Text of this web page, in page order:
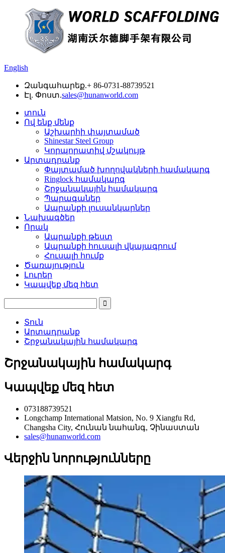
English
Զանգահարեք.+ 86-0731-88739521
Էլ. Փոստ.sales@hunanworld.com
տուն
Ով ենք մենք
Աշխարհի փայտամած
Shinestar Steel Group
Կորպորատիվ մշակույթ
Արտադրանք
Փայտամած խողովակների համակարգ
Ringlock համակարգ
Շրջանակային համակարգ
Պարագաներ
Ապրանքի լուսանկարներ
Նախագծեր
Որակ
Ապրանքի թեստ
Ապրանքի հուսալի վկայագրում
Հուսալի հումք
Ծառայություն
Լուրեր
Կապվեք մեզ հետ
Տուն
Արտադրանք
Շրջանակային համակարգ
Շրջանակային համակարգ
Կապվեք մեզ հետ
073188739521
Longchamp International Matsion, No. 9 Xiangfu Rd,
Changsha City, Հունան նահանգ, Չինաստան
sales@hunanworld.com
Վերջին նորությունները